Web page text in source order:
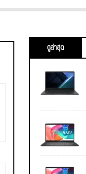
ดูล่าสุด